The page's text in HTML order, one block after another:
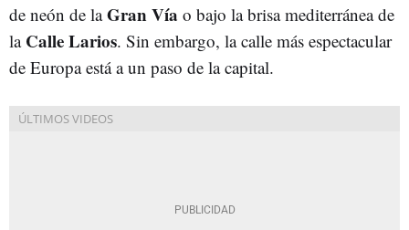
de neón de laGran Vía o bajo la brisa mediterránea de
la Calle Larios. Sin embargo, la calle más espectacular
de Europa está a un paso de la capital.